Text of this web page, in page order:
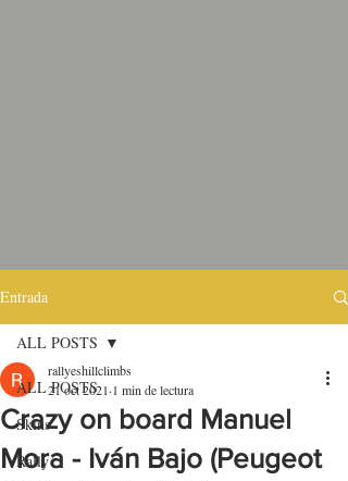
Entrada
ALL POSTS
Skins
Rally
ALL POSTS
Crazy on board Manuel
Mora - Iván Bajo (Peugeot
rallyeshillclimbs
21 oct 2021 1 min de lectura